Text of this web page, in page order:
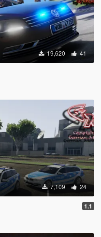
19,620 41
7,109 24
1.1